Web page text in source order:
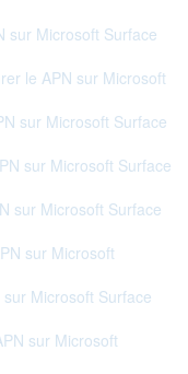
sur Microsoft Surface
le APN sur Microsoft
sur Microsoft Surface
sur Microsoft Surface
sur Microsoft Surface
sur Microsoft
Microsoft Surface
sur Microsoft